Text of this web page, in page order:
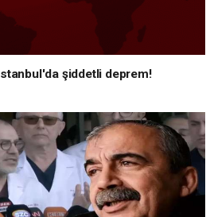
şiddetli deprem!